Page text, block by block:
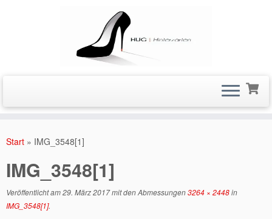
Inhalt
Start » IMG_3548[1]
IMG_3548[1]
Veröffentlicht am29. März 2017mit den Abmessungen3264 × 2448in
IMG_3548[1].